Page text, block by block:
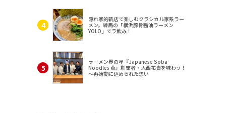
隠れ家的新店で楽しむクラシカル家系ラー
メン。練馬の「横浜豚骨醤油ラーメン
YOLO」でラ飲み！
ラーメン界の星『Japanese Soba
Noodles 蔦』創業者・大西祐貴を味わう！
～再始動に込められた想い